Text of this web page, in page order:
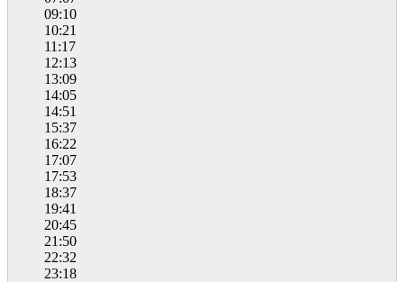
09:10
10:21
11:17
12:13
13:09
14:05
14:51
15:37
16:22
17:07
17:53
18:37
19:41
20:45
21:50
22:32
23:18